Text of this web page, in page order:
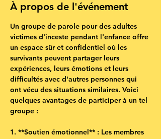
À propos de l'événement
Un groupe de parole pour des adultes
victimes d'inceste pendant l'enfance offre
un espace sûr et confidentiel où les
survivants peuvent partager leurs
expériences, leurs émotions et leurs
difficultés avec d'autres personnes qui
ont vécu des situations similaires. Voici
quelques avantages de participer à un tel
groupe :
1. **Soutien émotionnel** : Les membres